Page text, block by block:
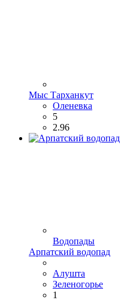
Мыс Тарханкут
Оленевка
5
2.96
Водопады
Арпатский водопад
Алушта
Зеленогорье
1